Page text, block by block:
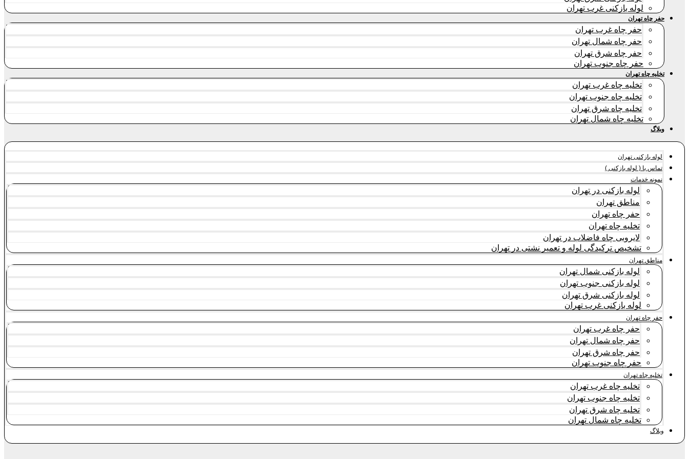
لوله بازکنی غرب تهران
حفر چاه تهران
حفر چاه غرب تهران
حفر چاه شمال تهران
حفر چاه شرق تهران
حفر چاه جنوب تهران
تخلیه چاه تهران
تخلیه چاه غرب تهران
تخلیه چاه جنوب تهران
تخلیه چاه شرق تهران
تخلیه چاه شمال تهران
وبلاگ
لوله بازکنی تهران
تماس با ( لوله بازکنی )
نمونه خدمات
لوله بازکنی در تهران
مناطق تهران
حفر چاه تهران
تخلیه چاه تهران
لایروبی چاه فاضلاب در تهران
تشخیص ترکیدگی لوله و تعمیر نشتی در تهران
مناطق تهران
لوله بازکنی شمال تهران
لوله بازکنی جنوب تهران
لوله بازکنی شرق تهران
لوله بازکنی غرب تهران
حفر چاه تهران
حفر چاه غرب تهران
حفر چاه شمال تهران
حفر چاه شرق تهران
حفر چاه جنوب تهران
تخلیه چاه تهران
تخلیه چاه غرب تهران
تخلیه چاه جنوب تهران
تخلیه چاه شرق تهران
تخلیه چاه شمال تهران
وبلاگ